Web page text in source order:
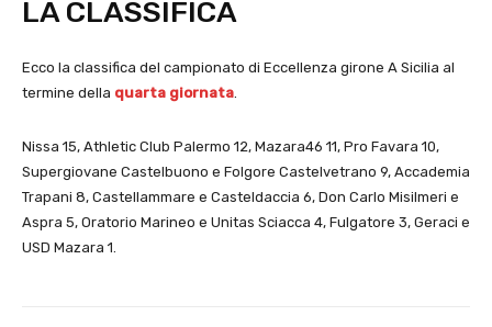
LA CLASSIFICA
Ecco la classifica del campionato di Eccellenza girone A Sicilia al
termine della quarta giornata
Nissa 15, Athletic Club Palermo 12, Mazara46 11, Pro Favara 10,
Supergiovane Castelbuono e Folgore Castelvetrano 9, Accademia
Trapani 8, Castellammare e Casteldaccia 6, Don Carlo Misilmeri e
Aspra 5, Oratorio Marineo e Unitas Sciacca 4, Fulgatore 3, Geraci e
USD Mazara 1.